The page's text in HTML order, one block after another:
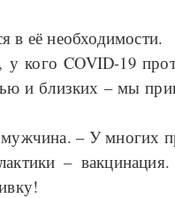
в её необходимости.
кого COVID-19
и близких – мы
мужчина. – У многих
–